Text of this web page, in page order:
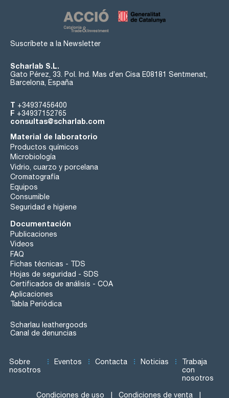
Suscríbete a la Newsletter
Scharlab S.L.
Gato Pérez, 33. Pol. Ind. Mas d’en Cisa E08181 Sentmenat,
Barcelona, España
T +34937456400
F +34937152765
consultas@scharlab.com
Material de laboratorio
Productos químicos
Microbiología
Vidrio, cuarzo y porcelana
Cromatografía
Equipos
Consumible
Seguridad e higiene
Documentación
Publicaciones
Videos
FAQ
Fichas técnicas - TDS
Hojas de seguridad - SDS
Certificados de análisis - COA
Aplicaciones
Tabla Periódica
Scharlau leathergoods
Canal de denuncias
Sobre
nosotros
Eventos Contacta Noticias
Trabaja
con
nosotros
Condiciones de uso Condiciones de venta